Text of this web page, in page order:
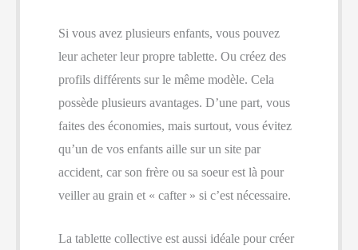
Si vous avez plusieurs enfants, vous pouvez
leur acheter leur propre tablette. Ou créez des
profils différents sur le même modèle. Cela
possède plusieurs avantages. D’une part, vous
faites des économies, mais surtout, vous évitez
qu’un de vos enfants aille sur un site par
accident, car son frère ou sa soeur est là pour
veiller au grain et « cafter » si c’est nécessaire.
La tablette collective est aussi idéale pour créer